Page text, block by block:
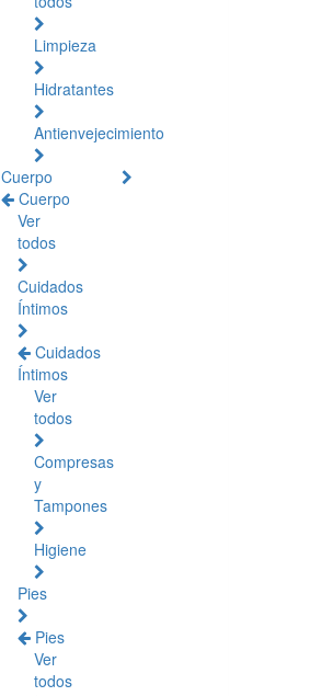
Limpieza
Hidratantes
Antienvejecimiento
Cuerpo
Cuerpo
Ver
todos
Cuidados
Íntimos
Cuidados
Íntimos
Ver
todos
Compresas
y
Tampones
Higiene
Pies
Pies
Ver
todos